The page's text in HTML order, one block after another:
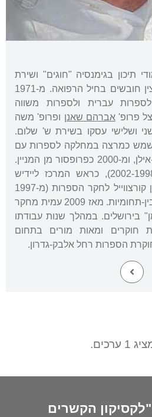
תיכון בגימנסיה "חוגים" ושירת
בצה"ל כחובש קרבי וכקצין חובשים בחיל הרפואה. מ-1971
עברית ולספרות משווה
פרופ'אברהם שאנן ופרופ' משה
שני ושלישי עסקו בשירת ש' שלום.
כמרצה במחלקה לספרות עם
ישראל באוניברסיטת בר-אילן, ומ-2000 כפרופסור מן המניין.
כיהן כראש המחלקה (2002-1998), כראש המרכז ליידיש
(2011-1997), כראש מכון קורצווייל לחקר הספרות (מ-1997
ואילך) וכראש היחידות הבין-תחומיות. מאז 2009 עמית מחקר
בירושלים. במהלך שנות עבודתו
חוקרים ומאות מורים בתחום
הספרות רחל אלבק-גדרון.
1 ערכים.
הקשרים